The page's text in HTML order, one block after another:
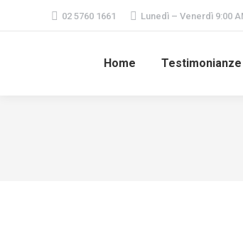
02 5760 1661 Lunedì – Venerdì 9:00
Home Testimonianze